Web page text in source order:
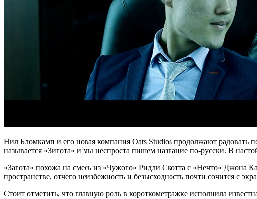
Нил Бломкамп и его новая компания Oats Studios продолжают радовать
называется «Зигота» и мы неспроста пишем название по-русски. В
«Загота» похожа на смесь из «Чужого» Ридли Скотта с «Нечто» Джона
пространстве, отчего неизбежность и безысходность почти сочится с
Стоит отметить, что главную роль в короткометражке исполнила